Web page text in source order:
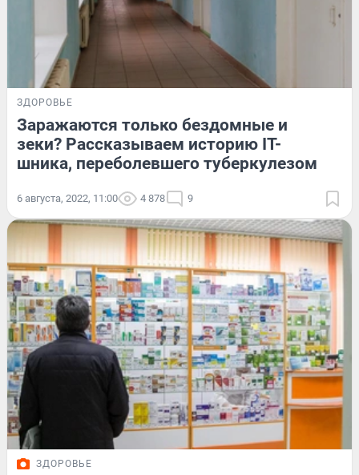
ЗДОРОВЬЕ
Заражаются только бездомные и
зеки? Рассказываем историю IT-
шника, переболевшего туберкулезом
6 августа, 2022, 11:00 4 878 9
ЗДОРОВЬЕ